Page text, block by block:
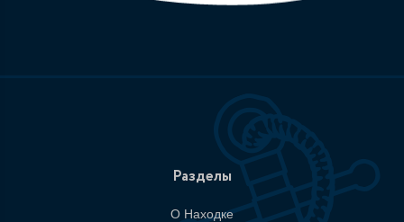
Разделы
О Находке